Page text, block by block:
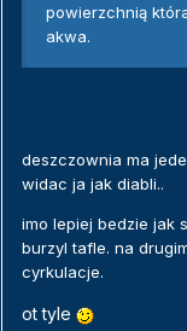
powierzchnią
akwa.
deszczownia ma
widac ja jak diabli..
imo lepiej bedzie jak
burzyl tafle. na
cyrkulacje.
ot tyle